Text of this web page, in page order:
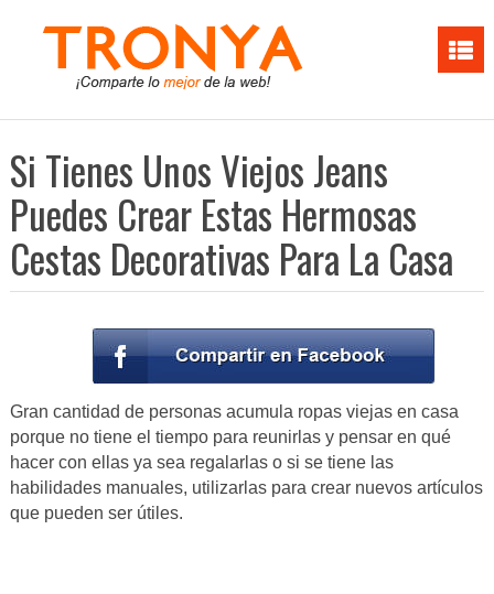
Si Tienes Unos Viejos Jeans
Puedes Crear Estas Hermosas
Cestas Decorativas Para La Casa
Gran cantidad de personas acumula ropas viejas en casa
porque no tiene el tiempo para reunirlas y pensar en qué
hacer con ellas ya sea regalarlas o si se tiene las
habilidades manuales, utilizarlas para crear nuevos artículos
que pueden ser útiles.